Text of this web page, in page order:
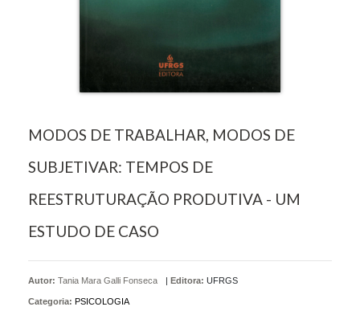
MODOS DE TRABALHAR, MODOS DE
SUBJETIVAR: TEMPOS DE
REESTRUTURAÇÃO PRODUTIVA - UM
ESTUDO DE CASO
Autor: Tania Mara Galli Fonseca | Editora: UFRGS
Categoria: PSICOLOGIA